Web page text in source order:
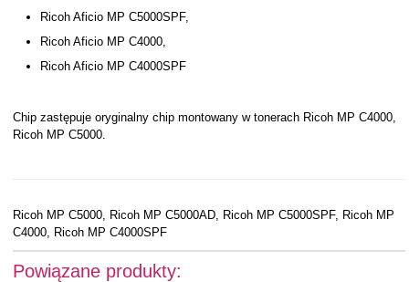
Ricoh Aficio MP C5000SPF,
Ricoh Aficio MP C4000,
Ricoh Aficio MP C4000SPF
Chip zastępuje oryginalny chip montowany w tonerach Ricoh MP C4000,
Ricoh MP C5000.
Ricoh MP C5000, Ricoh MP C5000AD, Ricoh MP C5000SPF, Ricoh MP
C4000, Ricoh MP C4000SPF
Powiązane produkty: